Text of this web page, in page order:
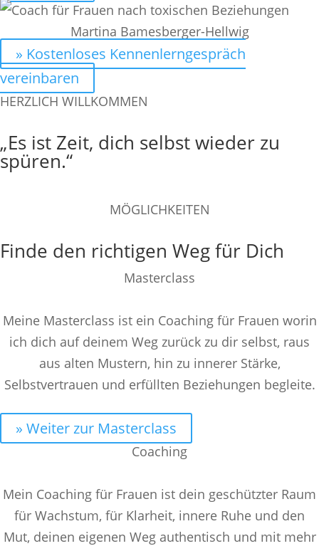
Martina Bamesberger-Hellwig
» Kostenloses Kennenlerngespräch
vereinbaren
HERZLICH WILLKOMMEN
„Es ist Zeit, dich selbst wieder zu
spüren.“
MÖGLICHKEITEN
Finde den richtigen Weg für Dich
Masterclass
Meine Masterclass ist ein Coaching für Frauen worin
ich dich auf deinem Weg zurück zu dir selbst, raus
aus alten Mustern, hin zu innerer Stärke,
Selbstvertrauen und erfüllten Beziehungen begleite.
» Weiter zur Masterclass
Coaching
Mein Coaching für Frauen ist dein geschützter Raum
für Wachstum, für Klarheit, innere Ruhe und den
Mut, deinen eigenen Weg authentisch und mit mehr